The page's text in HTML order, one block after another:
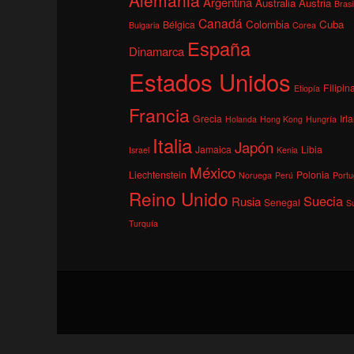
Brasil
Bulgaria Bélgica Canadá Colombia Corea Cuba
Dinamarca España
Estados Unidos Etiopía
Francia Grecia Holanda Hong Kong Hungría
Israel Italia Jamaica Japón Kenia Libia
Liechtenstein México Noruega Perú Polonia
Reino Unido Rusia Senegal Suecia
Turquía